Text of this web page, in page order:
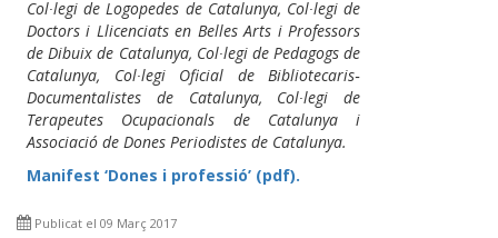
Col∙legi de Logopedes de Catalunya, Col∙legi de
Doctors i Llicenciats en Belles Arts i Professors
de Dibuix de Catalunya, Col∙legi de Pedagogs de
Catalunya, Col∙legi Oficial de Bibliotecaris‐
Documentalistes de Catalunya, Col∙legi de
Terapeutes Ocupacionals de Catalunya i
Associació de Dones Periodistes de Catalunya.
Manifest ‘Dones i professió’ (pdf).
Publicat el 09 Març 2017